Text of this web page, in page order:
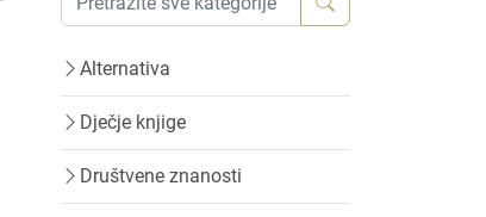
Alternativa
Dječje knjige
Društvene znanosti